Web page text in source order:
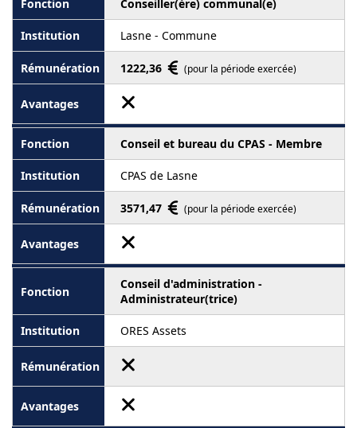
Conseiller(ère) communal(e)
Lasne - Commune
1222,36 (pour la période exercée)
Conseil et bureau du CPAS - Membre
CPAS de Lasne
3571,47 (pour la période exercée)
Conseil d'administration -
Administrateur(trice)
ORES Assets